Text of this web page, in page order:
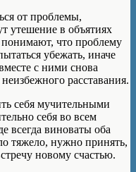
от проблемы,
утешение в объятиях
что проблему
убежать, иначе
с ними снова
расставания.
себя мучительными
себя во всем
всегда виноваты оба
тяжело, нужно принять,
новому счастью.